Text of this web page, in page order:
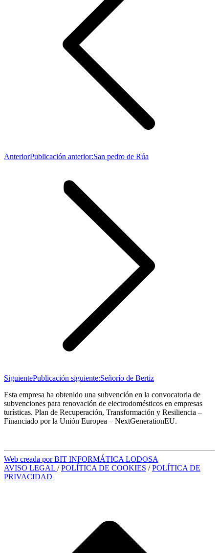
AnteriorPublicación anterior:San pedro de Rúa
SiguientePublicación siguiente:Señorío de Bertiz
Esta empresa ha obtenido una subvención en la convocatoria de
subvenciones para renovación de electrodomésticos en empresas
turísticas. Plan de Recuperación, Transformación y Resiliencia –
Financiado por la Unión Europea – NextGenerationEU.
Web creada por BIT INFORMÁTICA LODOSA
AVISO LEGAL /POLÍTICA DE COOKIES /POLÍTICA DE
PRIVACIDAD